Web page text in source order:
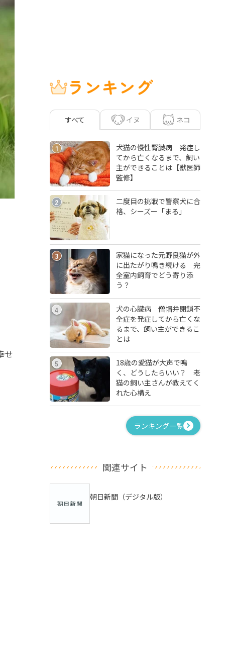
せ
ランキング
すべて イヌ ネコ
1
犬猫の慢性腎臓病 発症し
てから亡くなるまで、飼い
主ができることは【獣医師
監修】
2
二度目の挑戦で警察犬に合
格、シーズー「まる」
3
家猫になった元野良猫が外
に出たがり鳴き続ける 完
全室内飼育でどう寄り添
う？
4
犬の心臓病 僧帽弁閉鎖不
全症を発症してから亡くな
るまで、飼い主ができるこ
とは
5
18歳の愛猫が大声で鳴
く、どうしたらいい？ 老
猫の飼い主さんが教えてく
れた心構え
ランキング一覧
関連サイト
朝日新聞（デジタル版）